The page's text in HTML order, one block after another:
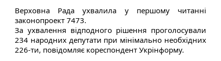
Верховна Рада ухвалила у першому читанні
законопроект 7473.
За ухвалення відподного рішення проголосували
234 народних депутати при мінімально необхідних
226-ти, повідомляє кореспондент Укрінформу.